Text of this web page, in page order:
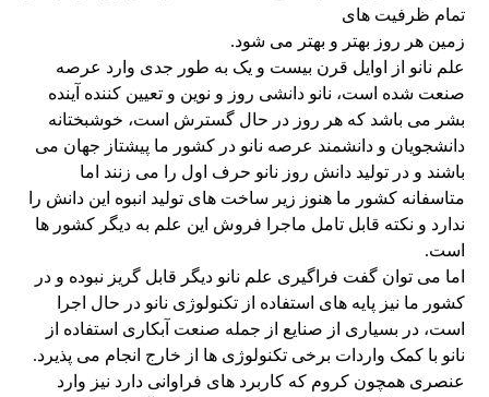
تمام ظرفیت های
زمین هر روز بهتر و بهتر می شود.
علم نانو از اوایل قرن بیست و یک به طور جدی وارد عرصه
صنعت شده است، نانو دانشی روز و نوین و تعیین کننده آینده
بشر می باشد که هر روز در حال گسترش است، خوشبختانه
دانشجویان و دانشمند عرصه نانو در کشور ما پیشتاز جهان می
باشند و در تولید دانش روز نانو حرف اول را می زنند اما
متاسفانه کشور ما هنوز زیر ساخت های تولید انبوه این دانش را
ندارد و نکته قابل تامل ماجرا فروش این علم به دیگر کشور ها
است.
اما می توان گفت فراگیری علم نانو دیگر قابل گریز نبوده و در
کشور ما نیز پایه های استفاده از تکنولوژی نانو در حال اجرا
است، در بسیاری از صنایع از جمله صنعت آبکاری استفاده از
نانو با کمک واردات برخی تکنولوژی ها از خارج انجام می پذیرد.
عنصری همچون کروم که کاربرد های فراوانی دارد نیز وارد